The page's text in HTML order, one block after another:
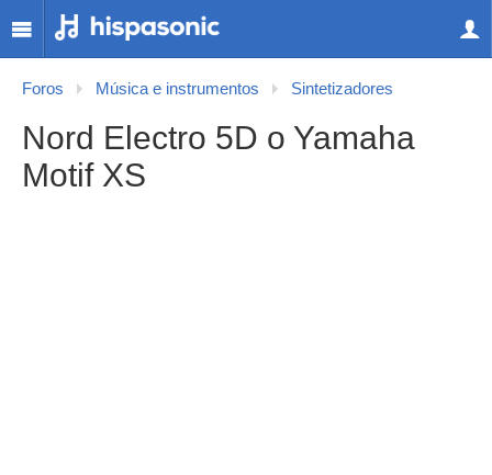
Foros Música e instrumentos Sintetizadores
Nord Electro 5D o Yamaha
Motif XS